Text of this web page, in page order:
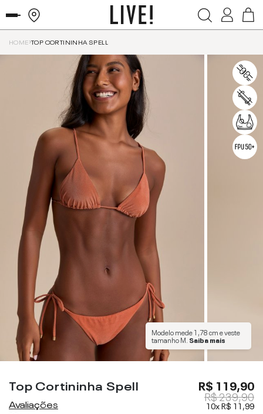
HOME TOP CORTININHA SPELL
Modelo mede1,78 cme veste
tamanhoM Saiba mais
Top Cortininha Spell
Avaliações
R$ 119,90
R$ 239,90
10xR$ 11,99